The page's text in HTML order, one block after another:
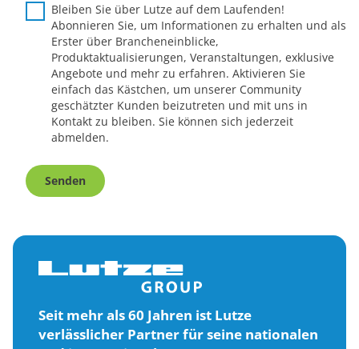
Bleiben Sie über Lutze auf dem Laufenden!
Abonnieren Sie, um Informationen zu erhalten und als
Erster über Brancheneinblicke,
Produktaktualisierungen, Veranstaltungen, exklusive
Angebote und mehr zu erfahren. Aktivieren Sie
einfach das Kästchen, um unserer Community
geschätzter Kunden beizutreten und mit uns in
Kontakt zu bleiben. Sie können sich jederzeit
abmelden.
Senden
Seit mehr als 60 Jahren ist Lutze
verlässlicher Partner für seine nationalen